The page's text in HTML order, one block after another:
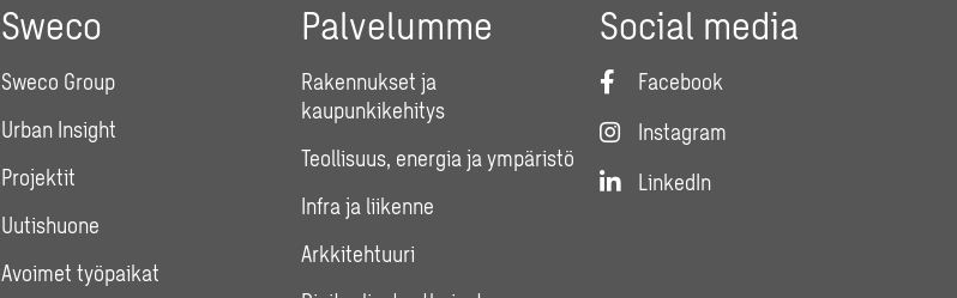
Sweco
Sweco Group
Urban Insight
Projektit
Uutishuone
Avoimet työpaikat
Palvelumme
Rakennukset ja
kaupunkikehitys
Teollisuus, energia ja ympäristö
Infra ja liikenne
Arkkitehtuuri
Social media
Facebook
Instagram
LinkedIn